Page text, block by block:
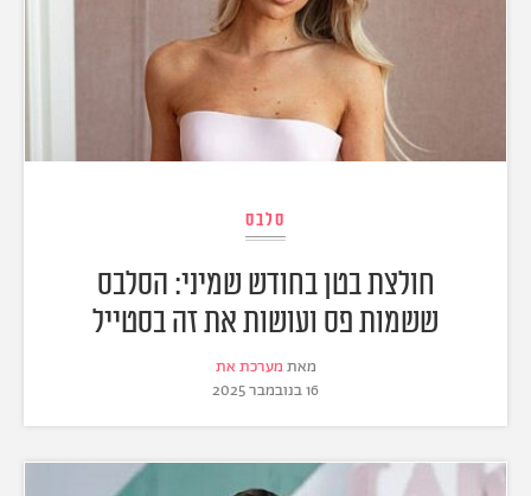
סלבס
חולצת בטן בחודש שמיני: הסלבס
ששמות פס ועושות את זה בסטייל
מאת מערכת את
16 בנובמבר 2025